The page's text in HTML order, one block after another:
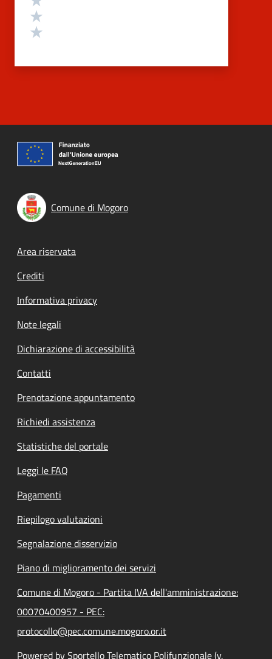
Comune di Mogoro
Footer menu
Area riservata
Crediti
Informativa privacy
Note legali
Dichiarazione di accessibilità
Contatti
Prenotazione appuntamento
Richiedi assistenza
Statistiche del portale
Leggi le FAQ
Pagamenti
Riepilogo valutazioni
Segnalazione disservizio
Piano di miglioramento dei servizi
Comune di Mogoro - Partita IVA dell'amministrazione:
00070400957 - PEC:
protocollo@pec.comune.mogoro.or.it
Powered by Sportello Telematico Polifunzionale (v.